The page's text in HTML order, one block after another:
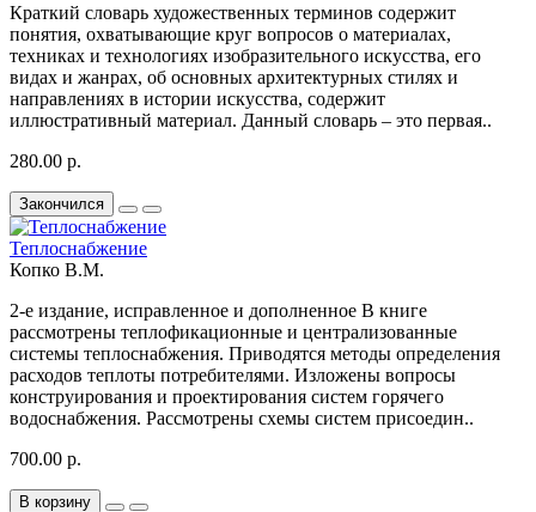
Краткий словарь художественных терминов содержит
понятия, охватывающие круг вопросов о материалах,
техниках и технологиях изобразительного искусства, его
видах и жанрах, об основных архитектурных стилях и
направлениях в истории искусства, содержит
иллюстративный материал. Данный словарь – это первая..
280.00 р.
Закончился
Теплоснабжение
Копко В.М.
2-е издание, исправленное и дополненное В книге
рассмотрены теплофикационные и централизованные
системы теплоснабжения. Приводятся методы определения
расходов теплоты потребителями. Изложены вопросы
конструирования и проектирования систем горячего
водоснабжения. Рассмотрены схемы систем присоедин..
700.00 р.
В корзину